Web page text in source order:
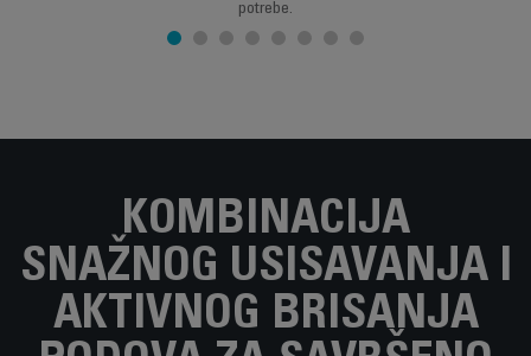
potrebe.
KOMBINACIJA
SNAŽNOG USISAVANJA I
AKTIVNOG BRISANJA